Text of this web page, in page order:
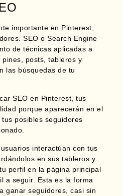
importante en Pinterest,
SEO o Search Engine
de técnicas aplicadas a
posts, tableros y
las búsquedas de tu
SEO en Pinterest, tus
porque aparecerán en el
posibles seguidores
interactúan con tus
en sus tableros y
perfil en la página principal
a seguir. Esta es la forma
ganar seguidores, casi sin